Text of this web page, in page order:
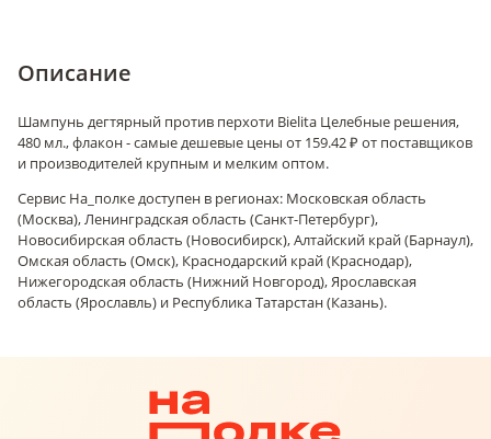
Описание
Шампунь дегтярный против перхоти Bielita Целебные решения,
480 мл., флакон - самые дешевые цены от 159.42 ₽ от поставщиков
и производителей крупным и мелким оптом.
Сервис На_полке доступен в регионах: Московская область
(Москва), Ленинградская область (Санкт-Петербург),
Новосибирская область (Новосибирск), Алтайский край (Барнаул),
Омская область (Омск), Краснодарский край (Краснодар),
Нижегородская область (Нижний Новгород), Ярославская
область (Ярославль) и Республика Татарстан (Казань).